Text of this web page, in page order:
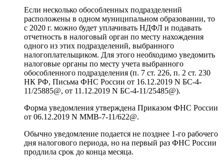
Если несколько обособленных подразделений
расположены в одном муниципальном образовании, то
с 2020 г. можно будет уплачивать НДФЛ и подавать
отчетность в налоговый орган по месту нахождения
одного из этих подразделений, выбранного
налогоплательщиком. Для этого необходимо уведомить
налоговые органы по месту учета выбранного
обособленного подразделения (п. 7 ст. 226, п. 2 ст. 230
НК РФ, Письма ФНС России от 16.12.2019 N БС-4-
11/25885@, от 11.12.2019 N БС-4-11/25485@).
Форма уведомления утверждена Приказом ФНС России
от 06.12.2019 N ММВ-7-11/622@.
Обычно уведомление подается не позднее 1-го рабочего
дня налогового периода, но на первый раз ФНС России
продлила срок до конца месяца.